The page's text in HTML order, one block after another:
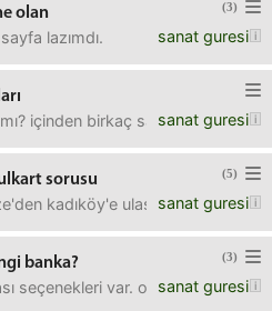
(3)
olan
sanat guresi
lazımdı.
sanat guresi
içinden birkaç sayfanın
(5)
sorusu
sanat guresi
kadıköy'e ulaşmak ne kadar
(3)
banka?
sanat guresi
seçenekleri var. oranlar birbirine